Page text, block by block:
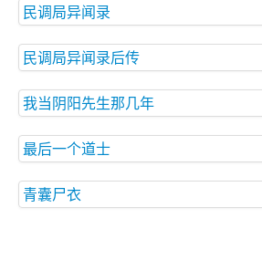
民调局异闻录
民调局异闻录后传
我当阴阳先生那几年
最后一个道士
青囊尸衣